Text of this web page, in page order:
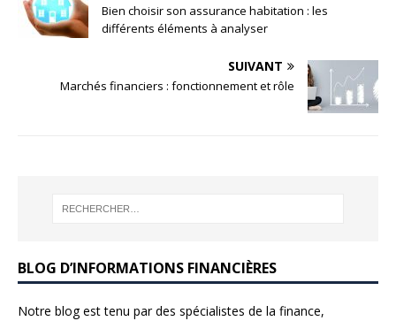
Bien choisir son assurance habitation : les
différents éléments à analyser
SUIVANT
Marchés financiers : fonctionnement et rôle
BLOG D’INFORMATIONS FINANCIÈRES
Notre blog est tenu par des spécialistes de la finance,